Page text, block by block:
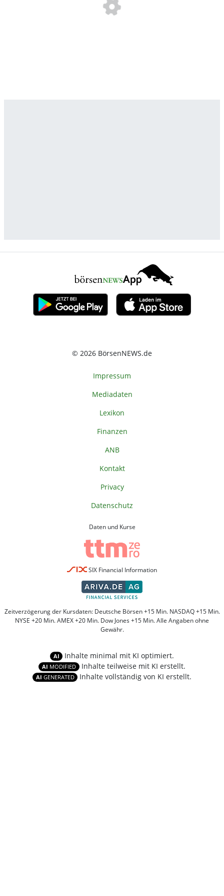
© 2026 BörsenNEWS.de
Impressum
Mediadaten
Lexikon
Finanzen
ANB
Kontakt
Privacy
Datenschutz
Daten und Kurse
SIX Financial Information
Zeitverzögerung der Kursdaten: Deutsche Börsen +15 Min. NASDAQ +15 Min.
NYSE +20 Min. AMEX +20 Min. Dow Jones +15 Min. Alle Angaben ohne
Gewähr.
AI Inhalte minimal mit KI optimiert.
AI MODIFIED Inhalte teilweise mit KI erstellt.
AI GENERATED Inhalte vollständig von KI erstellt.